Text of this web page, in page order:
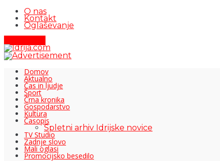
O nas
Kontakt
Oglaševanje
Domov
Aktualno
Čas in ljudje
Šport
Črna kronika
Gospodarstvo
Kultura
Časopis
Spletni arhiv Idrijske novice
TV Studio
Zadnje slovo
Mali oglasi
Promocijsko besedilo